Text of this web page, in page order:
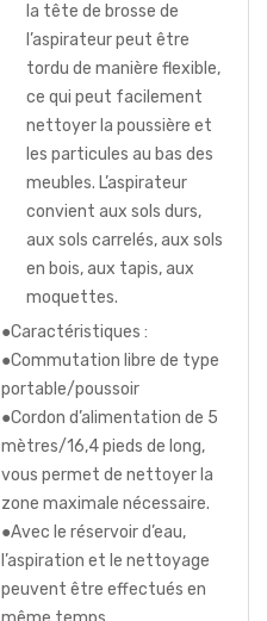
la tête de brosse de
l’aspirateur peut être
tordu de manière flexible,
ce qui peut facilement
nettoyer la poussière et
les particules au bas des
meubles. L’aspirateur
convient aux sols durs,
aux sols carrelés, aux sols
en bois, aux tapis, aux
moquettes.
●Caractéristiques :
●Commutation libre de type
portable/poussoir
●Cordon d’alimentation de 5
mètres/16,4 pieds de long,
vous permet de nettoyer la
zone maximale nécessaire.
●Avec le réservoir d’eau,
l’aspiration et le nettoyage
peuvent être effectués en